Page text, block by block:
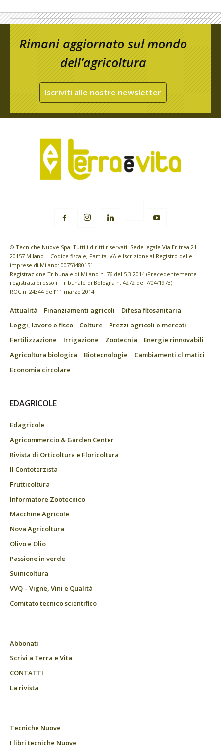
Rimani aggiornato sul mondo
dell’agricoltura
Iscriviti alle nostre newsletter
© Tecniche Nuove Spa. Tutti i diritti riservati. Sede legale Via Eritrea 21 -
20157 Milano | Codice fiscale, Partita IVA e Iscrizione al Registro delle
imprese di Milano: 00753480151
Registrazione Tribunale di Milano n. 76 del 5.3.2014 (Precedentemente
registrata presso il Tribunale di Bologna n. 4272 del 7/04/1973)
ROC n. 24344 dell’11 marzo 2014
Attualità Finanziamenti agricoli
Difesa fitosanitaria
Leggi, lavoro e fisco
Colture
Prezzi agricoli e mercati
Fertilizzazione
Irrigazione Zootecnia
Energie rinnovabili
Agricoltura biologica
Biotecnologie
Cambiamenti climatici
Economia circolare
EDAGRICOLE
Edagricole
Agricommercio & Garden Center
Rivista di Orticoltura e Floricoltura
Il Contoterzista
Frutticoltura
Informatore Zootecnico
Macchine Agricole
Nova Agricoltura
Olivo e Olio
Passione in verde
Suinicoltura
VVQ – Vigne, Vini e Qualità
Comitato tecnico scientifico
Abbonati
Scrivi a Terra e Vita
CONTATTI
La rivista
Tecniche Nuove
I libri tecniche Nuove